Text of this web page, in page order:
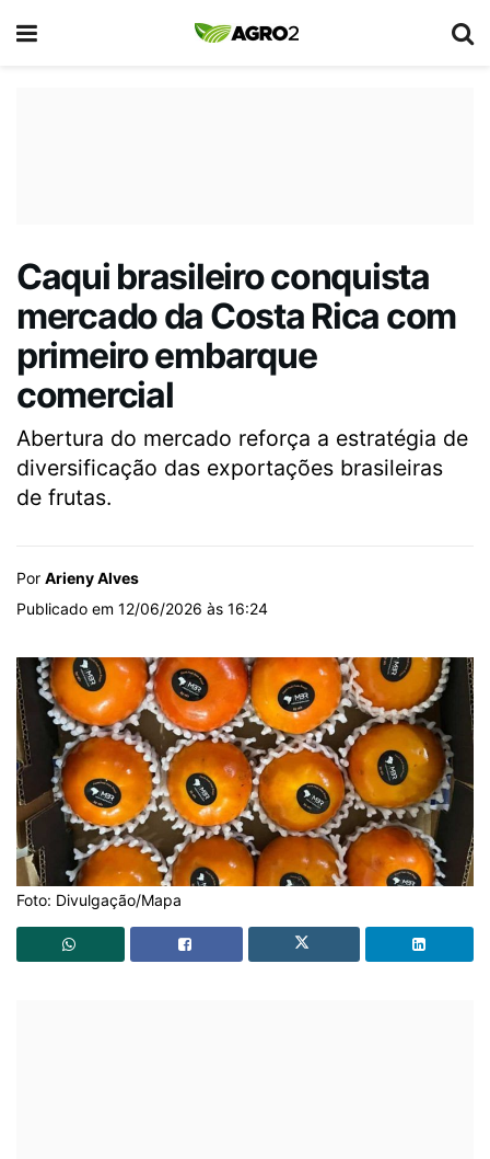
Caqui brasileiro conquista
mercado da Costa Rica com
primeiro embarque
comercial
Abertura do mercado reforça a estratégia de
diversificação das exportações brasileiras
de frutas.
Por Arieny Alves
Publicado em 12/06/2026 às 16:24
Foto: Divulgação/Mapa